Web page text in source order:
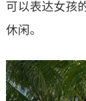
可以表达女孩
休闲。